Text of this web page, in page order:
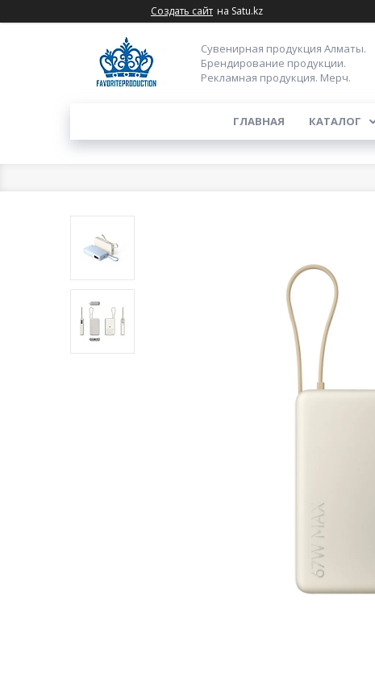
Создать сайт на Satu.kz
Сувенирная продукция Алматы.
Брендирование продукции.
Рекламная продукция. Мерч.
ГЛАВНАЯ КАТАЛОГ